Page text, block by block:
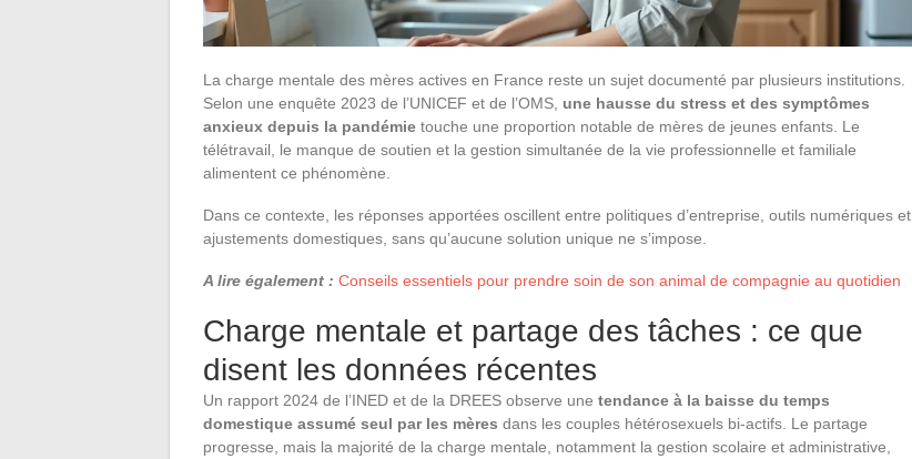
La charge mentale des mères actives en France reste un sujet documenté par plusieurs institutions.
Selon une enquête 2023 de l’UNICEF et de l’OMS, une hausse du stress et des symptômes
anxieux depuis la pandémie touche une proportion notable de mères de jeunes enfants. Le
télétravail, le manque de soutien et la gestion simultanée de la vie professionnelle et familiale
alimentent ce phénomène.
Dans ce contexte, les réponses apportées oscillent entre politiques d’entreprise, outils numériques et
ajustements domestiques, sans qu’aucune solution unique ne s’impose.
A lire également : Conseils essentiels pour prendre soin de son animal de compagnie au quotidien
Charge mentale et partage des tâches : ce que
disent les données récentes
Un rapport 2024 de l’INED et de la DREES observe une tendance à la baisse du temps
domestique assumé seul par les mères dans les couples hétérosexuels bi-actifs. Le partage
progresse, mais la majorité de la charge mentale, notamment la gestion scolaire et administrative,